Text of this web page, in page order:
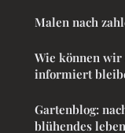
Malen nach
Wie können wir
informiert
Gartenblog:
blühendes leben